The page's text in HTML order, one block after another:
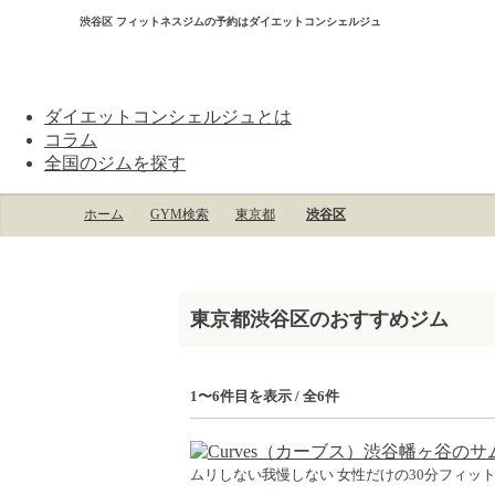
渋谷区 フィットネスジムの予約はダイエットコンシェルジュ
ダイエットコンシェルジュとは
コラム
全国のジムを探す
ホーム GYM検索 東京都 渋谷区
東京都渋谷区のおすすめジム
1〜6件目を表示 / 全6件
ムリしない我慢しない 女性だけの30分フィッ